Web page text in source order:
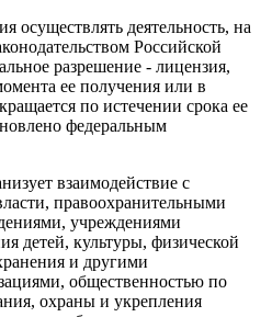
осуществлять деятельность, на
Российской
разрешение - лицензия,
ее получения или в
по истечении срока ее
федеральным
взаимодействие с
правоохранительными
учреждениями
детей, культуры, физической
и другими
общественностью по
охраны и укрепления